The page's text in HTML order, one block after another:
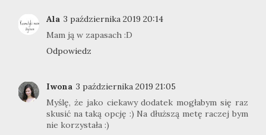
Ala 3 października 2019 20:14
Mam ją w zapasach :D
Odpowiedz
Iwona 3 października 2019 21:05
Myślę, że jako ciekawy dodatek mogłabym się raz
skusić na taką opcję :) Na dłuższą metę raczej bym
nie korzystała :)